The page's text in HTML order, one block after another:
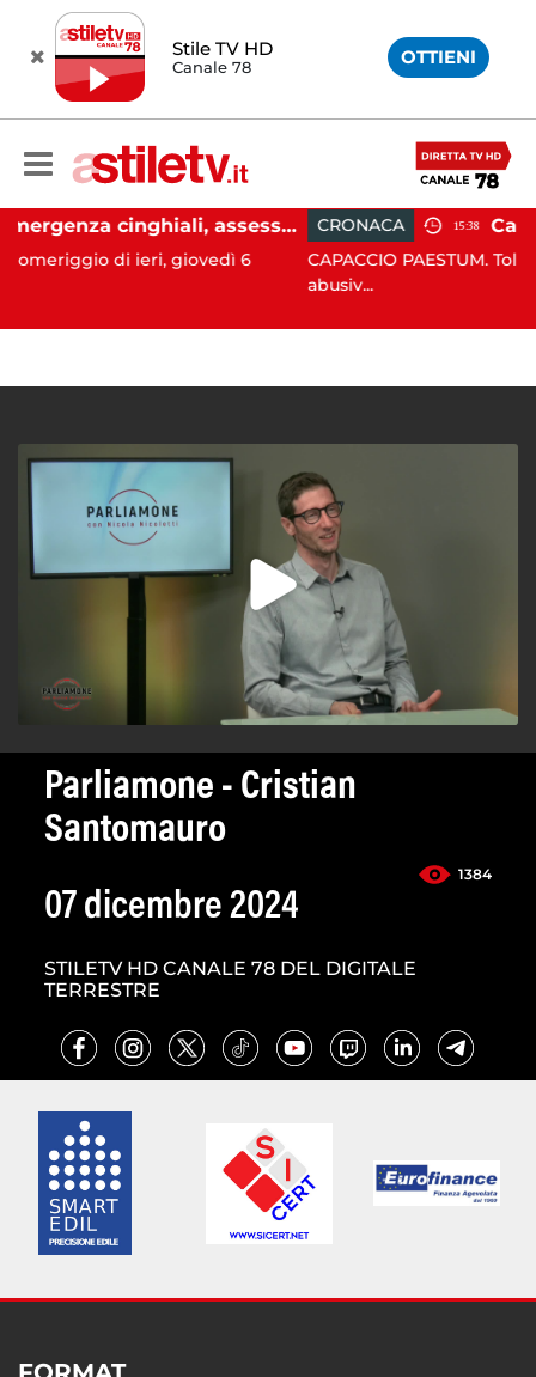
Stile TV HD
Canale 78 OTTIENI
Emergenza cinghiali, assessora Serluca: “Al via il Tavolo tecnico permanente della Regione Campania”
ieri, giovedì 6
CRONACA 15:38
CAPACCIO PAESTUM. Tolleranza zero
Parliamone - Cristian
Santomauro
1384
07 dicembre 2024
STILETV HD CANALE 78 DEL DIGITALE
TERRESTRE